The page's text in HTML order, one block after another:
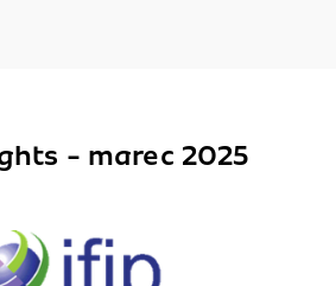
- marec 2025